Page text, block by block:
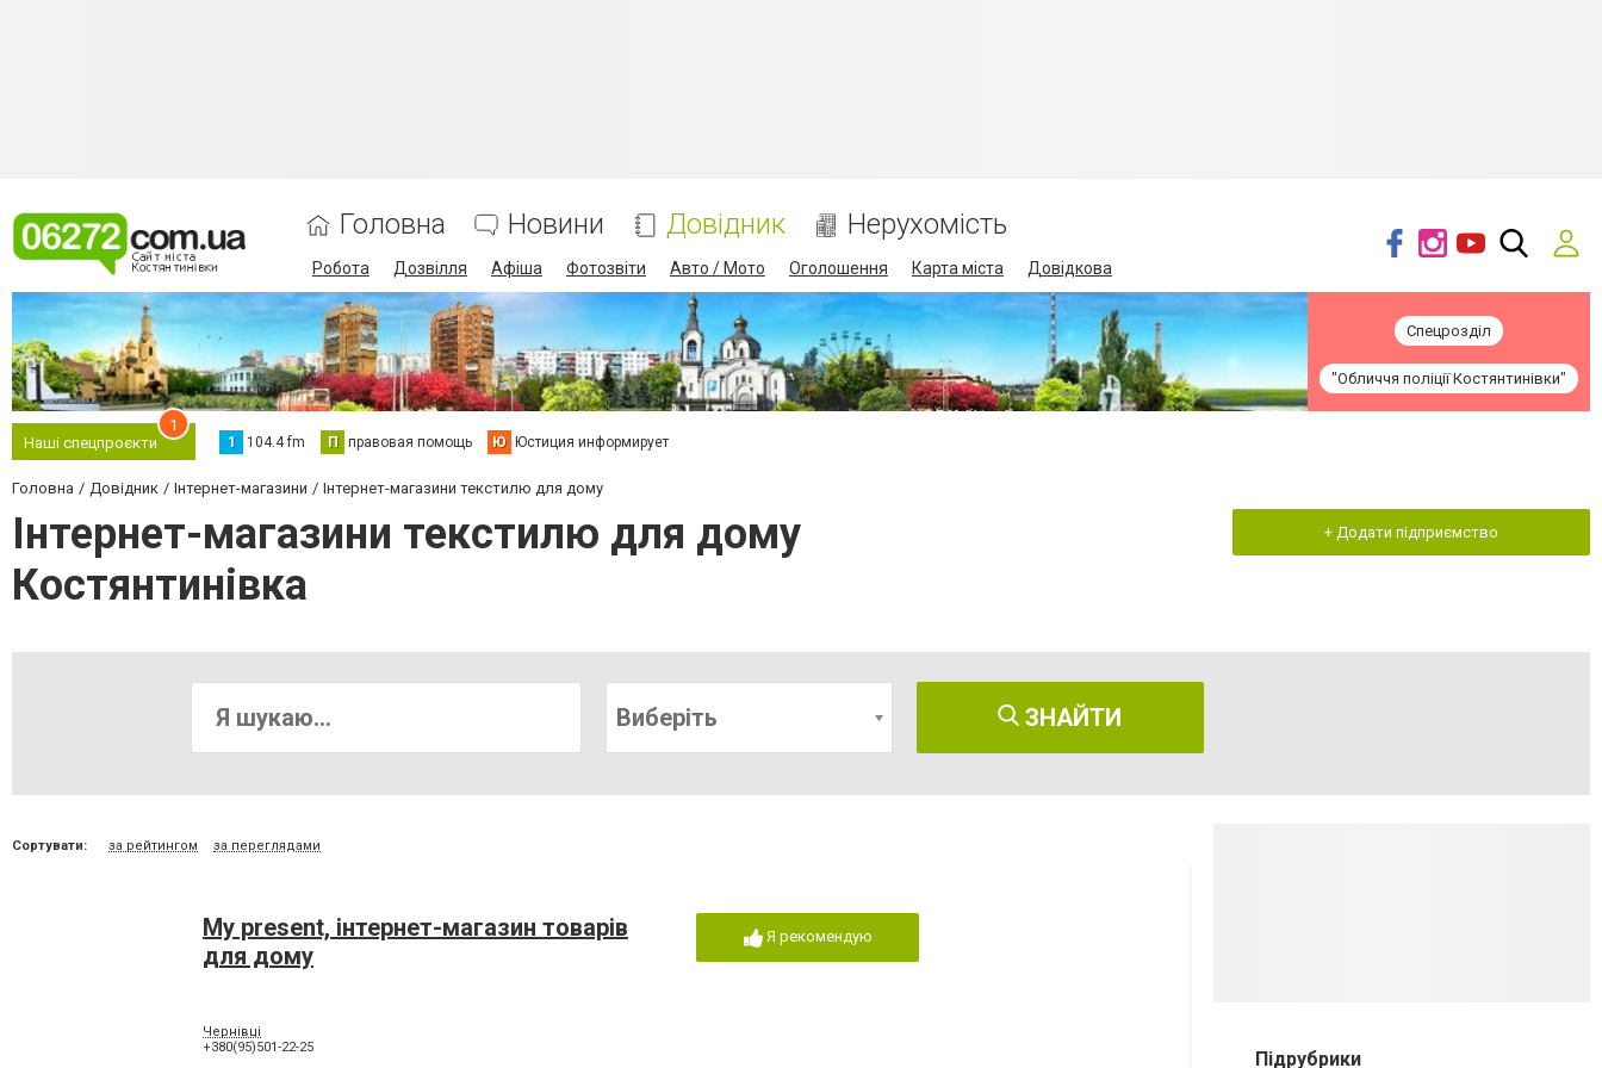
Головна Новини Довідник Нерухомість
Робота Дозвілля Афіша Фотозвіти Авто / Мото Оголошення Карта міста Довідкова
Спецрозділ
"Обличчя поліції Костянтинівки"
Наші спецпроєкти
1
1 104.4 fm П правовая помощь Ю Юстиция информирует
Головна Довідник Інтернет-магазини Інтернет-магазини текстилю для дому
Інтернет-магазини текстилю для дому
Костянтинівка
+ Додати підприємство
Виберіть ЗНАЙТИ
Сортувати: за рейтингом за переглядами
My present, інтернет-магазин товарів
для дому
Чернівці
+380(95)501-22-25
Я рекомендую
Підрубрики